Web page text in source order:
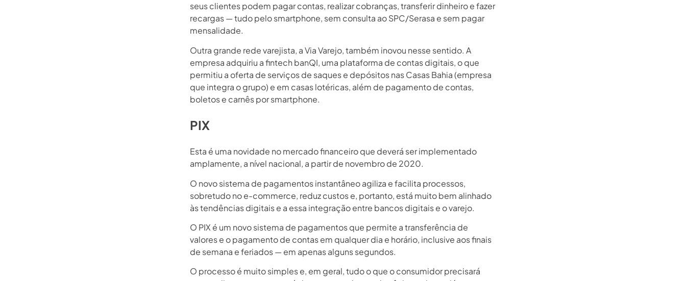
seus clientes podem pagar contas, realizar cobranças, transferir dinheiro e fazer
recargas — tudo pelo smartphone, sem consulta ao SPC/Serasa e sem pagar
mensalidade.
Outra grande rede varejista, a Via Varejo, também inovou nesse sentido. A
empresa adquiriu a fintech banQI, uma plataforma de contas digitais, o que
permitiu a oferta de serviços de saques e depósitos nas Casas Bahia (empresa
que integra o grupo) e em casas lotéricas, além de pagamento de contas,
boletos e carnês por smartphone.
PIX
Esta é uma novidade no mercado financeiro que deverá ser implementado
amplamente, a nível nacional, a partir de novembro de 2020.
O novo sistema de pagamentos instantâneo agiliza e facilita processos,
sobretudo no e-commerce, reduz custos e, portanto, está muito bem alinhado
às tendências digitais e a essa integração entre bancos digitais e o varejo.
O PIX é um novo sistema de pagamentos que permite a transferência de
valores e o pagamento de contas em qualquer dia e horário, inclusive aos finais
de semana e feriados — em apenas alguns segundos.
O processo é muito simples e, em geral, tudo o que o consumidor precisará